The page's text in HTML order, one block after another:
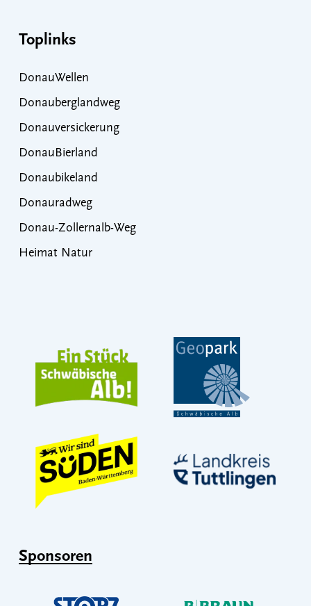
Toplinks
DonauWellen
Donauberglandweg
Donauversickerung
DonauBierland
Donaubikeland
Donauradweg
Donau-Zollernalb-Weg
Heimat Natur
Sponsoren